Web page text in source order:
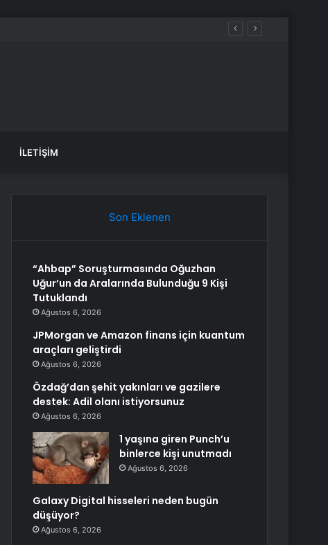
İLETIŞIM
Son Eklenen
“Ahbap” Soruşturmasında Oğuzhan
Uğur’un da Aralarında Bulunduğu 9 Kişi
Tutuklandı
Ağustos 6, 2026
JPMorgan ve Amazon finans için kuantum
araçları geliştirdi
Ağustos 6, 2026
Özdağ’dan şehit yakınları ve gazilere
destek: Adil olanı istiyorsunuz
Ağustos 6, 2026
1 yaşına giren Punch’u
binlerce kişi unutmadı
Ağustos 6, 2026
Galaxy Digital hisseleri neden bugün
düşüyor?
Ağustos 6, 2026